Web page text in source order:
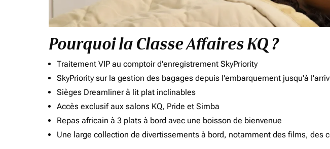
Pourquoi la Classe Affaires KQ ?
Traitement VIP au comptoir d'enregistrement SkyPriority
SkyPriority sur la gestion des bagages depuis l'embarquement jusqu'à
Sièges Dreamliner à lit plat inclinables
Accès exclusif aux salons KQ, Pride et Simba
Repas africain à 3 plats à bord avec une boisson de bienvenue
Une large collection de divertissements à bord, notamment des films, des